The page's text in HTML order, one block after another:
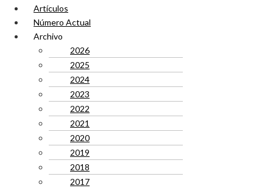
Artículos
Número Actual
Archivo
2026
2025
2024
2023
2022
2021
2020
2019
2018
2017